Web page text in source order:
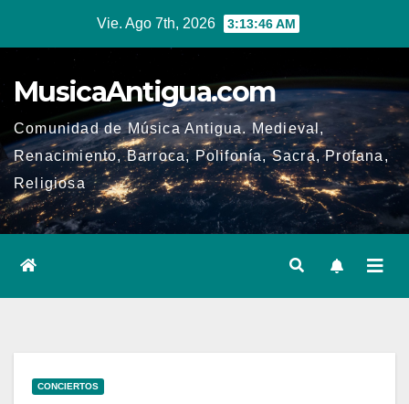
Vie. Ago 7th, 2026 3:13:46 AM
MusicaAntigua.com
Comunidad de Música Antigua. Medieval,
Renacimiento, Barroca, Polifonía, Sacra, Profana,
Religiosa
CONCIERTOS